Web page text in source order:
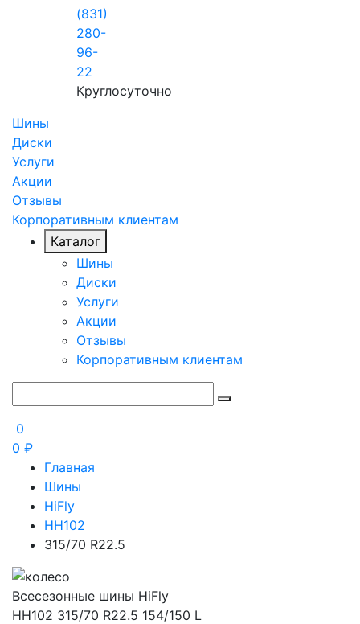
(831)
280-
96-
22
Круглосуточно
Шины
Диски
Услуги
Акции
Отзывы
Корпоративным клиентам
Каталог
Шины
Диски
Услуги
Акции
Отзывы
Корпоративным клиентам
0
0 ₽
Главная
Шины
HiFly
HH102
315/70 R22.5
Всесезонные шины HiFly
HH102 315/70 R22.5 154/150 L